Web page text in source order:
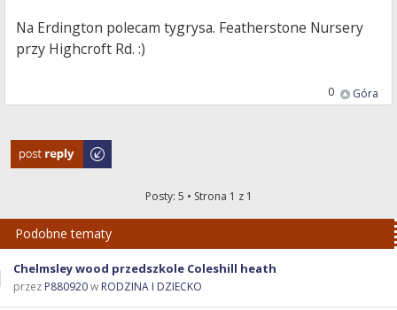
Na Erdington polecam tygrysa. Featherstone Nursery
przy Highcroft Rd. :)
Góra
0
Odpowiedz
Posty: 5 • Strona 1 z 1
Podobne tematy
Chelmsley wood przedszkole Coleshill heath
przez P880920w RODZINA I DZIECKO